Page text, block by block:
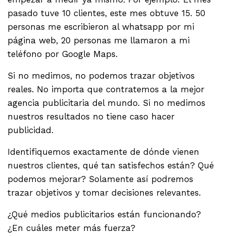
pasado tuve 10 clientes, este mes obtuve 15. 50
personas me escribieron al whatsapp por mi
página web, 20 personas me llamaron a mi
teléfono por Google Maps.
Si no medimos, no podemos trazar objetivos
reales. No importa que contratemos a la mejor
agencia publicitaria del mundo. Si no medimos
nuestros resultados no tiene caso hacer
publicidad.
Identifiquemos exactamente de dónde vienen
nuestros clientes, qué tan satisfechos están? Qué
podemos mejorar? Solamente así podremos
trazar objetivos y tomar decisiones relevantes.
¿Qué medios publicitarios están funcionando?
¿En cuáles meter más fuerza?